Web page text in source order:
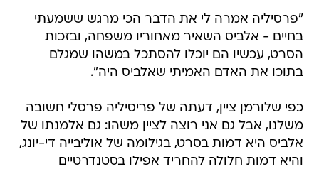
"פרסיליה אמרה לי את הדבר הכי מרגש ששמעתי
בחיים - אלביס השאיר מאחוריו משפחה, ובזכות
הסרט, עכשיו הם יוכלו להסתכל במשהו שמגלם
בתוכו את האדם האמיתי שאלביס היה".
כפי שלורמן ציין, דעתה של פריסיליה פרסלי חשובה
משלנו, אבל גם אני רוצה לציין משהו: גם אלמנתו של
אלביס היא דמות בסרט, בגילומה של אוליבייה די-יונג,
והיא דמות חלולה להחריד אפילו בסטנדרטיים